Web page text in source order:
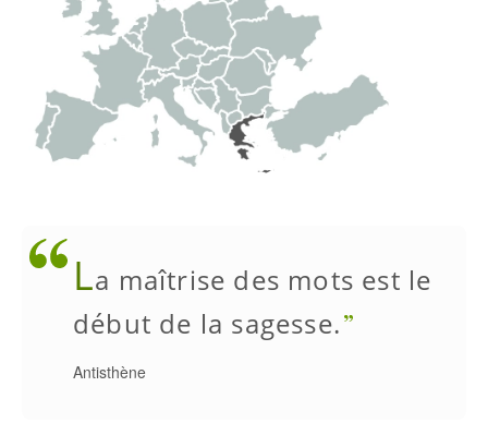
La maîtrise des mots est le
début de la sagesse.
Antisthène